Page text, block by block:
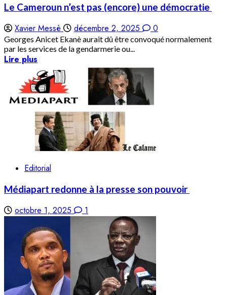
Le Cameroun n’est pas (encore) une démocratie
Xavier Messè décembre 2, 2025 0
Georges Anicet Ekanè aurait dû être convoqué normalement
par les services de la gendarmerie ou...
Lire plus
Editorial
Médiapart redonne à la presse son pouvoir
octobre 1, 2025 1